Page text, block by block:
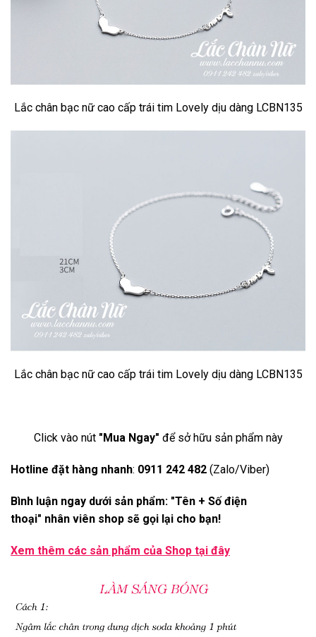
Lắc chân bạc nữ cao cấp trái tim Lovely dịu dàng LCBN135
Lắc chân bạc nữ cao cấp trái tim Lovely dịu dàng LCBN135
Click vào nút "Mua Ngay" để sở hữu sản phẩm này
Hotline đặt hàng nhanh: 0911 242 482 (Zalo/Viber)
Bình luận ngay dưới sản phẩm: "Tên + Số điện
thoại" nhân viên shop sẽ gọi lại cho bạn!
Xem thêm các sản phẩm của Shop tại đây